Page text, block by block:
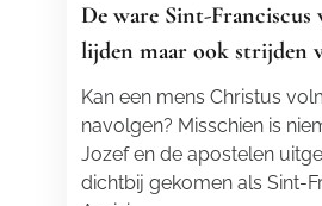
De ware Sint-Franciscus
lijden maar ook strijden
Kan een mens Christus
navolgen? Misschien is
Jozef en de apostelen
dichtbij gekomen als Sint-